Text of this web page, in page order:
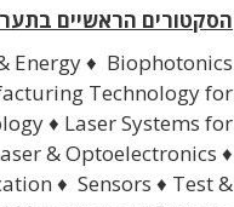
הסקטורים הראשיים
Energy ♦ Biophotonics
Technology for
♦ Laser Systems for
& Optoelectronics ♦
♦ Sensors ♦ Test &